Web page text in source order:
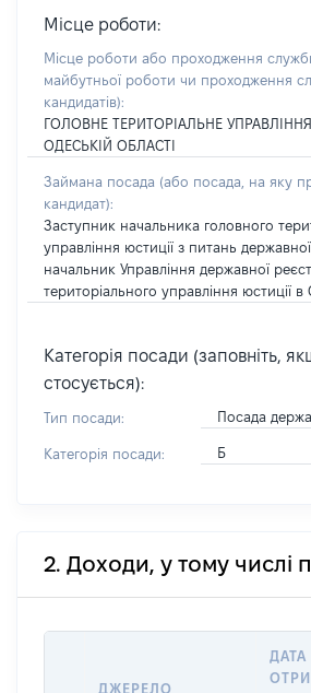
Місце роботи:
Місце роботи або проходження
майбутньої роботи чи проходження
кандидатів):
ГОЛОВНЕ ТЕРИТОРІАЛЬНЕ
ОДЕСЬКІЙ ОБЛАСТІ
Займана посада (або посада, на яку
кандидат):
Заступник начальника головного
управління юстиції з питань
начальник Управління державної
територіального управління юстиції в
Категорія посади (заповніть,
стосується):
Тип посади: Посада
Категорія посади: Б
2. Доходи, у тому числі
ДЖЕРЕЛО
ДАТА